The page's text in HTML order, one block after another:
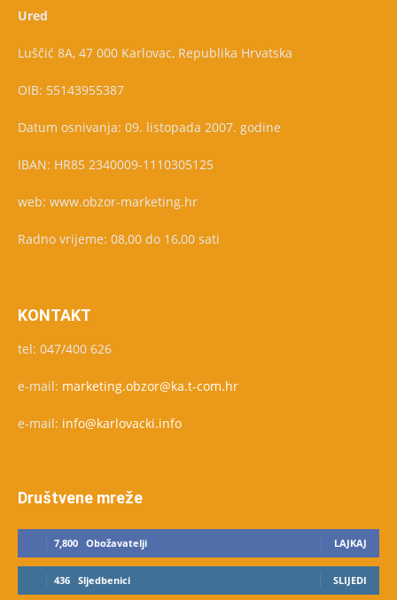
Ured
Luščić 8A, 47 000 Karlovac, Republika Hrvatska
OIB: 55143955387
Datum osnivanja: 09. listopada 2007. godine
IBAN: HR85 2340009-1110305125
web: www.obzor-marketing.hr
Radno vrijeme: 08,00 do 16,00 sati
KONTAKT
tel: 047/400 626
e-mail: marketing.obzor@ka.t-com.hr
e-mail: info@karlovacki.info
Društvene mreže
7,800 Obožavatelji LAJKAJ
436 Sljedbenici SLIJEDI